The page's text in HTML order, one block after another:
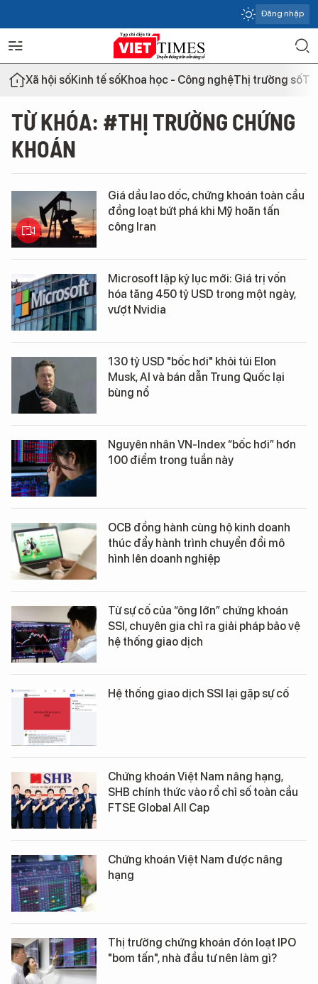
Đăng nhập
Xã hội sốKinh tế sốKhoa học - Công nghệThị trường số
TỪ KHÓA: #THỊ TRƯỜNG CHỨNG
KHOÁN
Giá dầu lao dốc, chứng khoán toàn cầu
đồng loạt bứt phá khi Mỹ hoãn tấn
công Iran
Microsoft lập kỷ lục mới: Giá trị vốn
hóa tăng 450 tỷ USD trong một ngày,
vượt Nvidia
130 tỷ USD "bốc hơi" khỏi túi Elon
Musk, AI và bán dẫn Trung Quốc lại
bùng nổ
Nguyên nhân VN-Index “bốc hơi” hơn
100 điểm trong tuần này
OCB đồng hành cùng hộ kinh doanh
thúc đẩy hành trình chuyển đổi mô
hình lên doanh nghiệp
Từ sự cố của “ông lớn” chứng khoán
SSI, chuyên gia chỉ ra giải pháp bảo vệ
hệ thống giao dịch
Hệ thống giao dịch SSI lại gặp sự cố
Chứng khoán Việt Nam nâng hạng,
SHB chính thức vào rổ chỉ số toàn cầu
FTSE Global All Cap
Chứng khoán Việt Nam được nâng
hạng
Thị trường chứng khoán đón loạt IPO
"bom tấn", nhà đầu tư nên làm gì?